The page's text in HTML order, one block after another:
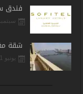
فندق
سبتمبر 18,
شقة
يونيو 11, 2024